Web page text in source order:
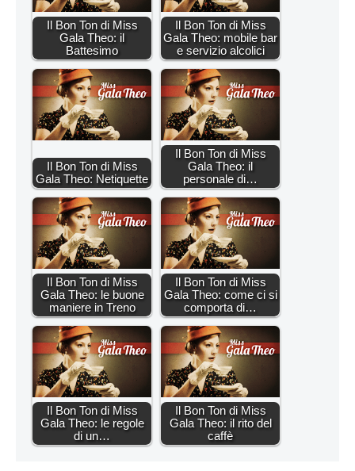
Il Bon Ton di Miss
Gala Theo: il
Battesimo
Il Bon Ton di Miss
Gala Theo: mobile bar
e servizio alcolici
Il Bon Ton di Miss
Gala Theo: Netiquette
Il Bon Ton di Miss
Gala Theo: il
personale di…
Il Bon Ton di Miss
Gala Theo: le buone
maniere in Treno
Il Bon Ton di Miss
Gala Theo: come ci si
comporta di…
Il Bon Ton di Miss
Gala Theo: le regole
di un…
Il Bon Ton di Miss
Gala Theo: il rito del
caffè